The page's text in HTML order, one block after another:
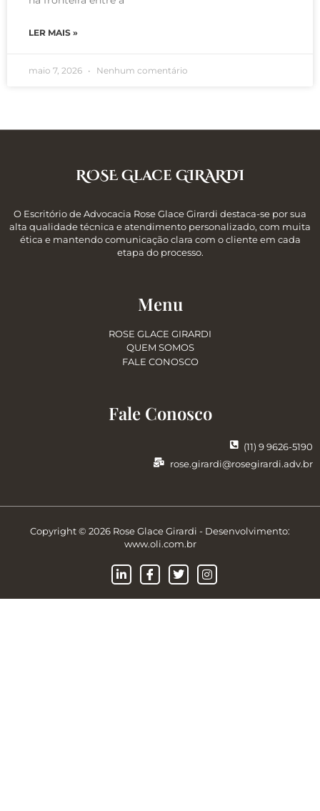
LER MAIS »
maio 7, 2026 Nenhum comentário
ROSE Glace GIRARDI
O Escritório de Advocacia Rose Glace Girardi destaca-se por sua
alta qualidade técnica e atendimento personalizado, com muita
ética e mantendo comunicação clara com o cliente em cada
etapa do processo.
Menu
ROSE GLACE GIRARDI
QUEM SOMOS
FALE CONOSCO
Fale Conosco
(11) 9 9626-5190
rose.girardi@rosegirardi.adv.br
Copyright © 2026 Rose Glace Girardi - Desenvolvimento:
www.oli.com.br